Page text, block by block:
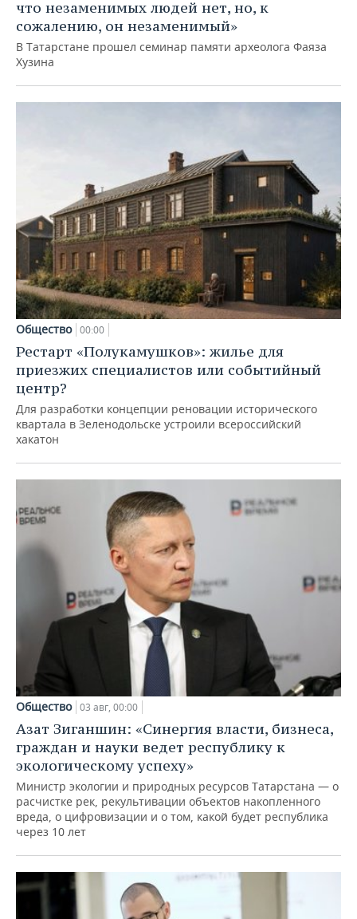
что незаменимых людей нет, но, к
сожалению, он незаменимый»
В Татарстане прошел семинар памяти археолога Фаяза
Хузина
Общество 00:00
Рестарт «Полукамушков»: жилье для
приезжих специалистов или событийный
центр?
Для разработки концепции реновации исторического
квартала в Зеленодольске устроили всероссийский
хакатон
Общество 03 авг, 00:00
Азат Зиганшин: «Синергия власти, бизнеса,
граждан и науки ведет республику к
экологическому успеху»
Министр экологии и природных ресурсов Татарстана — о
расчистке рек, рекультивации объектов накопленного
вреда, о цифровизации и о том, какой будет республика
через 10 лет